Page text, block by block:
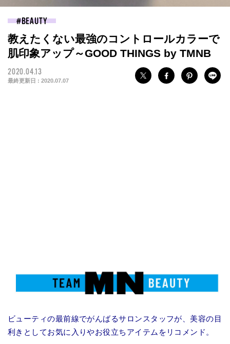
BEAUTY
教えたくない最強のコントロールカラーで
肌印象アップ～GOOD THINGS by TMNB
2020.04.13
最終更新日 : 2020.07.07
ビューティの最前線でがんばるサロンスタッフが、美容の目
利きとしてお気に入りやお役立ちアイテムをリコメンド。